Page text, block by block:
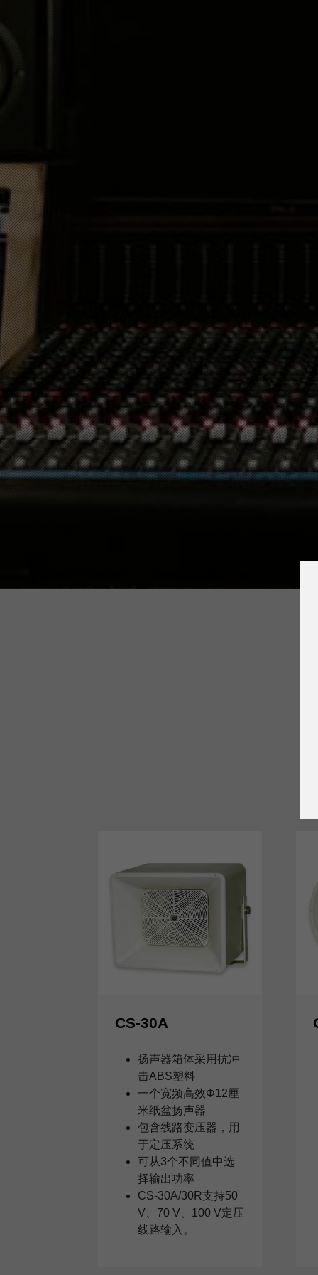
CS-30A
扬声器箱体采用抗冲
击ABS塑料
一个宽频高效Φ12厘
米纸盆扬声器
包含线路变压器，用
于定压系统
可从3个不同值中选
择输出功率
CS-30A/30R支持50
V、70 V、100 V定压
线路输入。